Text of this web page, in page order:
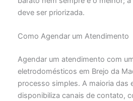
deve ser priorizada.
Como Agendar um Atendimento
Agendar um atendimento com
eletrodomésticos em Brejo da
processo simples. A maioria das
disponibiliza canais de contato,